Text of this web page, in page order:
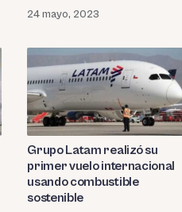
24 mayo, 2023
Grupo Latam realizó su
primer vuelo internacional
usando combustible
sostenible